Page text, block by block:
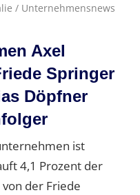
/ Unternehmensnews
Axel
Springer
Döpfner
ist
4,1 Prozent der
der Friede